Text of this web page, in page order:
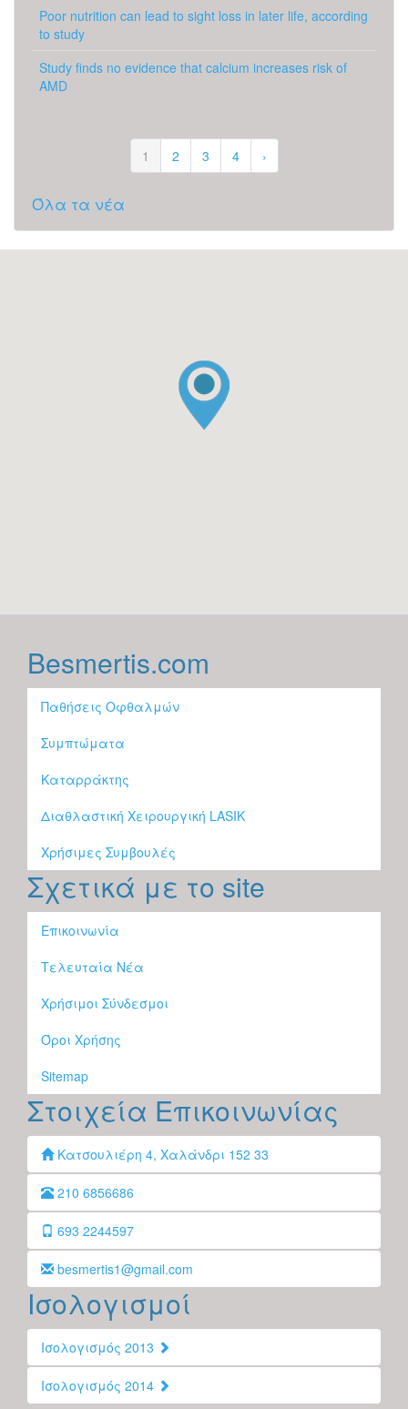
Poor nutrition can lead to sight loss in later life, according
to study
Study finds no evidence that calcium increases risk of
AMD
1 2 3 4 ›
Όλα τα νέα
Besmertis.com
Παθήσεις Οφθαλμών
Συμπτώματα
Καταρράκτης
Διαθλαστική Χειρουργική LASIK
Χρήσιμες Συμβουλές
Σχετικά με το site
Επικοινωνία
Τελευταία Νέα
Χρήσιμοι Σύνδεσμοι
Όροι Χρήσης
Sitemap
Στοιχεία Επικοινωνίας
Κατσουλιέρη 4, Χαλάνδρι 152 33
210 6856686
693 2244597
besmertis1@gmail.com
Ισολογισμοί
Ισολογισμός 2013
Ισολογισμός 2014